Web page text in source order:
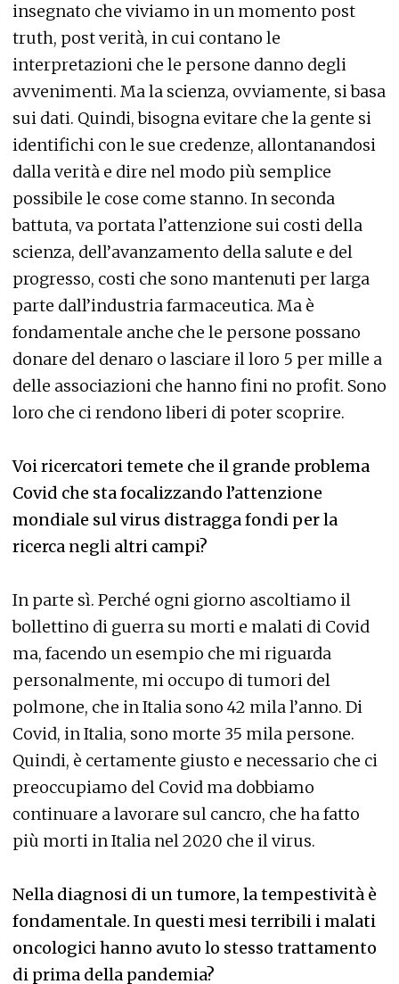
insegnato che viviamo in un momento post
truth, post verità, in cui contano le
interpretazioni che le persone danno degli
avvenimenti. Ma la scienza, ovviamente, si basa
sui dati. Quindi, bisogna evitare che la gente si
identifichi con le sue credenze, allontanandosi
dalla verità e dire nel modo più semplice
possibile le cose come stanno. In seconda
battuta, va portata l’attenzione sui costi della
scienza, dell’avanzamento della salute e del
progresso, costi che sono mantenuti per larga
parte dall’industria farmaceutica. Ma è
fondamentale anche che le persone possano
donare del denaro o lasciare il loro 5 per mille a
delle associazioni che hanno fini no profit. Sono
loro che ci rendono liberi di poter scoprire.
Voi ricercatori temete che il grande problema
Covid che sta focalizzando l’attenzione
mondiale sul virus distragga fondi per la
ricerca negli altri campi?
In parte sì. Perché ogni giorno ascoltiamo il
bollettino di guerra su morti e malati di Covid
ma, facendo un esempio che mi riguarda
personalmente, mi occupo di tumori del
polmone, che in Italia sono 42 mila l’anno. Di
Covid, in Italia, sono morte 35 mila persone.
Quindi, è certamente giusto e necessario che ci
preoccupiamo del Covid ma dobbiamo
continuare a lavorare sul cancro, che ha fatto
più morti in Italia nel 2020 che il virus.
Nella diagnosi di un tumore, la tempestività è
fondamentale. In questi mesi terribili i malati
oncologici hanno avuto lo stesso trattamento
di prima della pandemia?